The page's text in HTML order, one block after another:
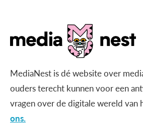
MediaNest is dé website over
ouders terecht kunnen voor een
vragen over de digitale wereld van
ons.